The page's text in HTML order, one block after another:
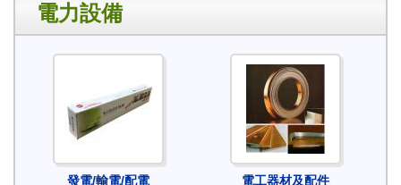
電力設備
發電/輸電/配電 電工器材及配件